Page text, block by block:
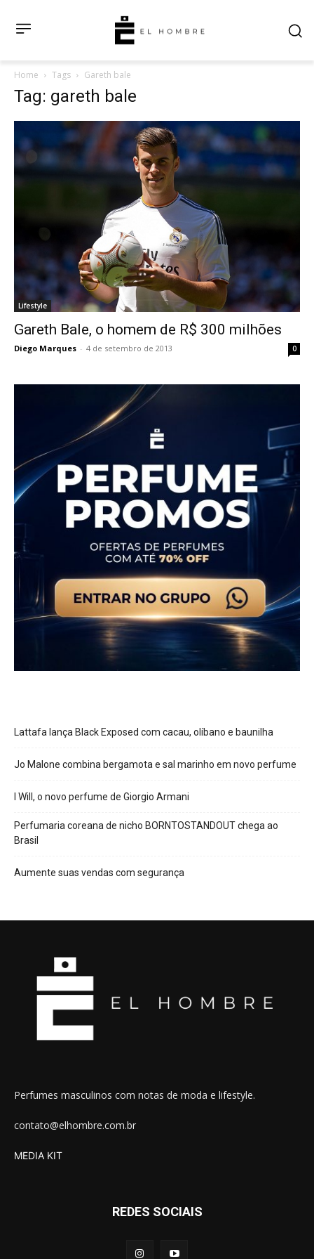
Home Tags Gareth bale
Tag: gareth bale
Lifestyle
Gareth Bale, o homem de R$ 300 milhões
Diego Marques - 4 de setembro de 2013 0
Lattafa lança Black Exposed com cacau, olíbano e baunilha
Jo Malone combina bergamota e sal marinho em novo perfume
I Will, o novo perfume de Giorgio Armani
Perfumaria coreana de nicho BORNTOSTANDOUT chega ao
Brasil
Aumente suas vendas com segurança
Perfumes masculinos com notas de moda e lifestyle.
contato@elhombre.com.br
MEDIA KIT
REDES SOCIAIS